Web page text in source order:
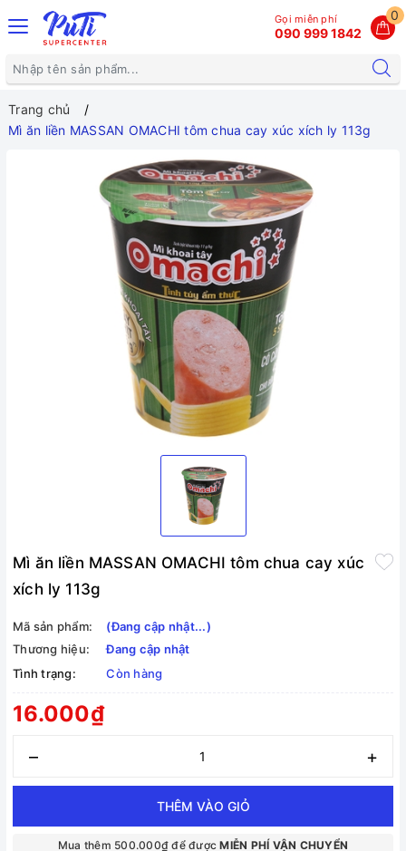
0
Gọi miễn phí
090 999 1842
Trang chủ
Mì ăn liền MASSAN OMACHI tôm chua cay xúc xích ly 113g
Mì ăn liền MASSAN OMACHI tôm chua cay xúc
xích ly 113g
Mã sản phẩm:
(Đang cập nhật...)
Thương hiệu:
Đang cập nhật
Tình trạng:
Còn hàng
16.000₫
– +
THÊM VÀO GIỎ
Mua thêm 500.000₫ để đượcMIỄN PHÍ VẬN CHUYỂN